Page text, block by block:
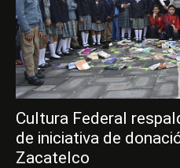
Cultura Federal
de iniciativa de
Zacatelco